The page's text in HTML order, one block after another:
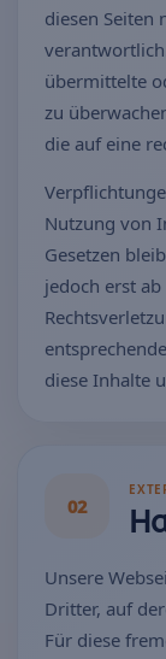
diesen Seiten
übermittelte
zu
die auf eine
Nutzung von
Gesetzen
jedoch erst
diese Inhalte
02
Unsere
Dritter, auf
Für diese